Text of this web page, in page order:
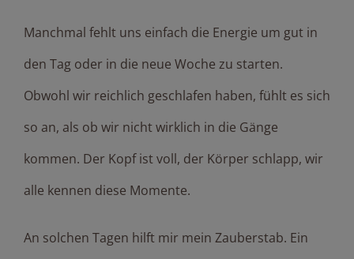
Bild
Manchmal fehlt uns einfach die Energie um gut in
den Tag oder in die neue Woche zu starten.
Obwohl wir reichlich geschlafen haben, fühlt es sich
so an, als ob wir nicht wirklich in die Gänge
kommen. Der Kopf ist voll, der Körper schlapp, wir
alle kennen diese Momente.
An solchen Tagen hilft mir mein Zauberstab. Ein